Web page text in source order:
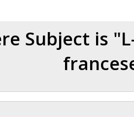
Subject is